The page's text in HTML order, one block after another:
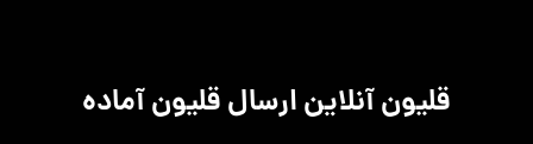
قلیون آنلاین ارسال قلیون آماده